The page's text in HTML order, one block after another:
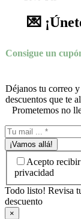
💌
Consigue un
Déjanos tu correo
descuentos que te
Prometemos no
¡Vamos allá!
Acepto
privacidad
Todo listo! Revisa
descuento
×